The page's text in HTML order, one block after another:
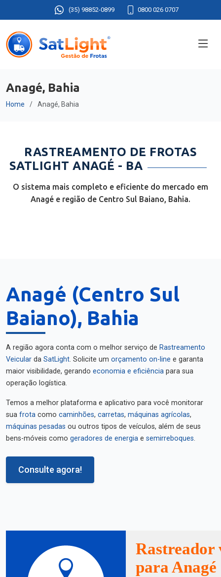
(35) 98852-0899 0800 026 0707
Anagé, Bahia
Home Anagé, Bahia
RASTREAMENTO DE FROTAS
SATLIGHT ANAGÉ - BA
O sistema mais completo e eficiente do mercado em
Anagé e região de Centro Sul Baiano, Bahia.
Anagé (Centro Sul
Baiano), Bahia
A região agora conta com o melhor serviço de Rastreamento
Veicular da SatLight. Solicite um orçamento on-line e garanta
maior visibilidade, gerando economia e eficiência para sua
operação logística.
Temos a melhor plataforma e aplicativo para você monitorar
sua frota como caminhões, carretas, máquinas agrícolas,
máquinas pesadas ou outros tipos de veículos, além de seus
bens-móveis como geradores de energia e semirreboques.
Consulte agora!
Rastreador
para Anagé